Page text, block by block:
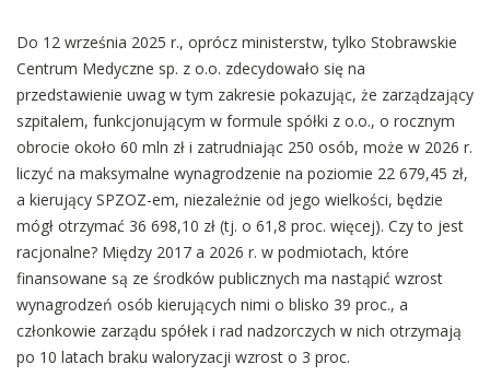
Do 12 września 2025 r., oprócz ministerstw, tylko Stobrawskie
Centrum Medyczne sp. z o.o. zdecydowało się na
przedstawienie uwag w tym zakresie pokazując, że zarządzający
szpitalem, funkcjonującym w formule spółki z o.o., o rocznym
obrocie około 60 mln zł i zatrudniając 250 osób, może w 2026 r.
liczyć na maksymalne wynagrodzenie na poziomie 22 679,45 zł,
a kierujący SPZOZ-em, niezależnie od jego wielkości, będzie
mógł otrzymać 36 698,10 zł (tj. o 61,8 proc. więcej). Czy to jest
racjonalne? Między 2017 a 2026 r. w podmiotach, które
finansowane są ze środków publicznych ma nastąpić wzrost
wynagrodzeń osób kierujących nimi o blisko 39 proc., a
członkowie zarządu spółek i rad nadzorczych w nich otrzymają
po 10 latach braku waloryzacji wzrost o 3 proc.